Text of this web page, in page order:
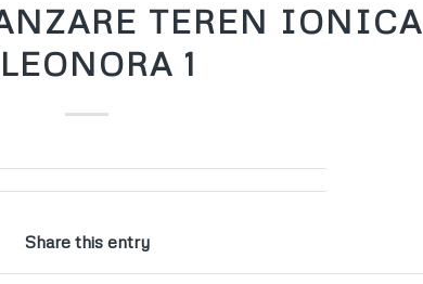
TEREN IONICA
1
Share this entry